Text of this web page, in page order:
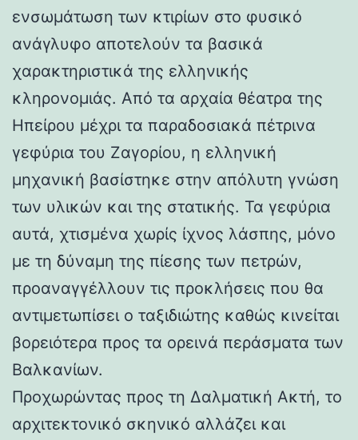
ενσωμάτωση των κτιρίων στο φυσικό
ανάγλυφο αποτελούν τα βασικά
χαρακτηριστικά της ελληνικής
κληρονομιάς. Από τα αρχαία θέατρα της
Ηπείρου μέχρι τα παραδοσιακά πέτρινα
γεφύρια του Ζαγορίου, η ελληνική
μηχανική βασίστηκε στην απόλυτη γνώση
των υλικών και της στατικής. Τα γεφύρια
αυτά, χτισμένα χωρίς ίχνος λάσπης, μόνο
με τη δύναμη της πίεσης των πετρών,
προαναγγέλλουν τις προκλήσεις που θα
αντιμετωπίσει ο ταξιδιώτης καθώς κινείται
βορειότερα προς τα ορεινά περάσματα των
Βαλκανίων.
Προχωρώντας προς τη Δαλματική Ακτή, το
αρχιτεκτονικό σκηνικό αλλάζει και